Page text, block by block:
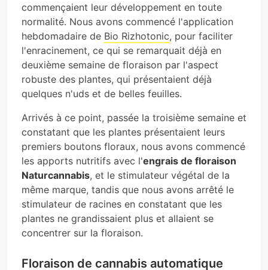
commençaient leur développement en toute
normalité. Nous avons commencé l'application
hebdomadaire de Bio Rizhotonic, pour faciliter
l'enracinement, ce qui se remarquait déjà en
deuxième semaine de floraison par l'aspect
robuste des plantes, qui présentaient déjà
quelques n'uds et de belles feuilles.
Arrivés à ce point, passée la troisième semaine et
constatant que les plantes présentaient leurs
premiers boutons floraux, nous avons commencé
les apports nutritifs avec l'engrais de floraison
Naturcannabis, et le stimulateur végétal de la
même marque, tandis que nous avons arrêté le
stimulateur de racines en constatant que les
plantes ne grandissaient plus et allaient se
concentrer sur la floraison.
Floraison de cannabis automatique